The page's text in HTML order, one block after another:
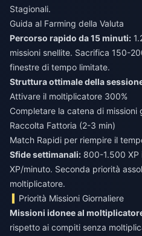
Stagionali.
Guida al Farming della Valuta
Percorso rapido da 15 minuti:
missioni snellite. Sacrifica 150-
finestre di tempo limitate.
Struttura ottimale della
Attivare il moltiplicatore 300%
Completare la catena di missioni
Raccolta Fattoria (2-3 min)
Match Rapidi per riempire il
Sfide settimanali: 800-1.500
XP/minuto. Seconda priorità
moltiplicatore.
Priorità Missioni Giornaliere
Missioni idonee al
rispetto ai compiti senza